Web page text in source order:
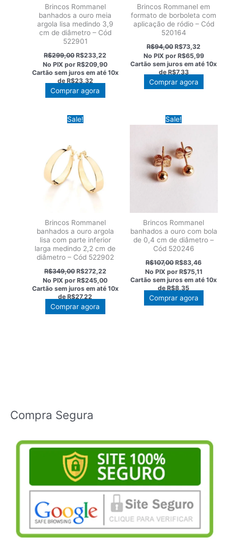
Brincos Rommanel
banhados a ouro meia
argola lisa medindo 3,9
cm de diâmetro – Cód
522901
R$299,00O
preço
original
era:
R$299,00.
R$233,22
preço
atual
é:
No PIX porR$209,90
Cartão sem juros em até 10x
deR$23,32
Comprar agora
Brincos Rommanel em
formato de borboleta com
aplicação de ródio – Cód
520164
R$94,00O
preço
original
era:
R$94,00.
R$73,32
preço
atual
é:
R$73,32.
No PIX por R$65,99
Cartão sem juros em até10x
deR$7,33
Comprar agora
Sale!
Brincos Rommanel
banhados a ouro argola
lisa com parte inferior
larga medindo 2,2 cm de
diâmetro – Cód 522902
R$349,00 O
preço
original
era:
R$349,00.
R$272,22O
preço
atual
é:
No PIX porR$245,00
Cartão sem juros em até 10x
de R$27,22
Comprar agora
Sale!
Brincos Rommanel
banhados a ouro com bola
de 0,4 cm de diâmetro –
Cód 520246
R$107,00O
preço
original
era:
R$107,00.
R$83,46O
preço
atual
é:
No PIX por R$75,11
Cartão sem juros em até10x
de R$8,35
Comprar agora
Compra Segura